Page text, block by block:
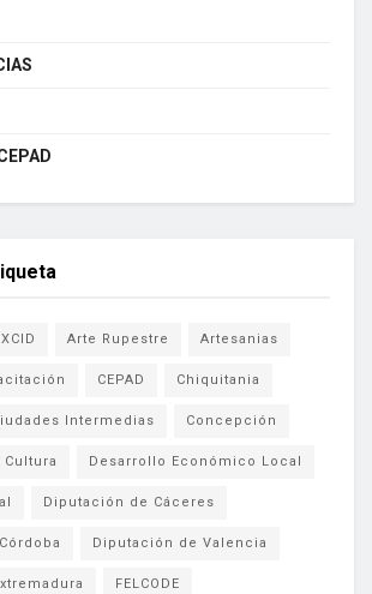
Arte Rupestre Artesanias
CEPAD Chiquitania
Intermedias Concepción
Cultura Desarrollo Económico Local
Diputación de Cáceres
Diputación de Valencia
FELCODE